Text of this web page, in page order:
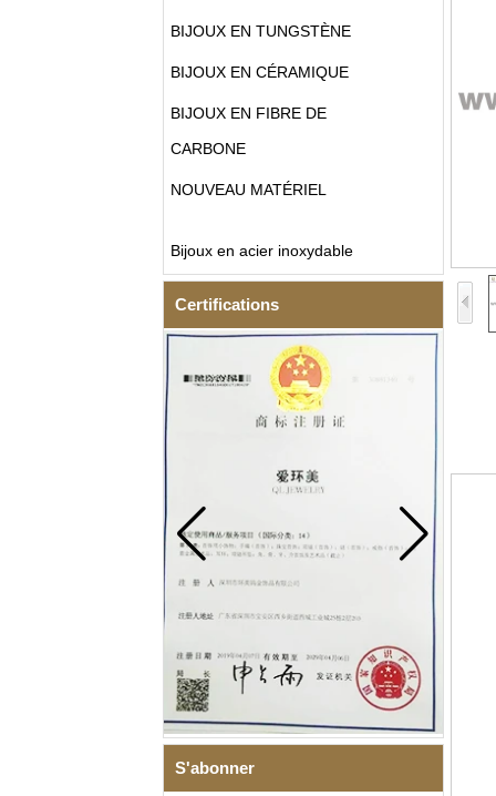
BIJOUX EN TUNGSTÈNE
BIJOUX EN CÉRAMIQUE
BIJOUX EN FIBRE DE
CARBONE
NOUVEAU MATÉRIEL
Bijoux en acier inoxydable
Certifications
S'abonner